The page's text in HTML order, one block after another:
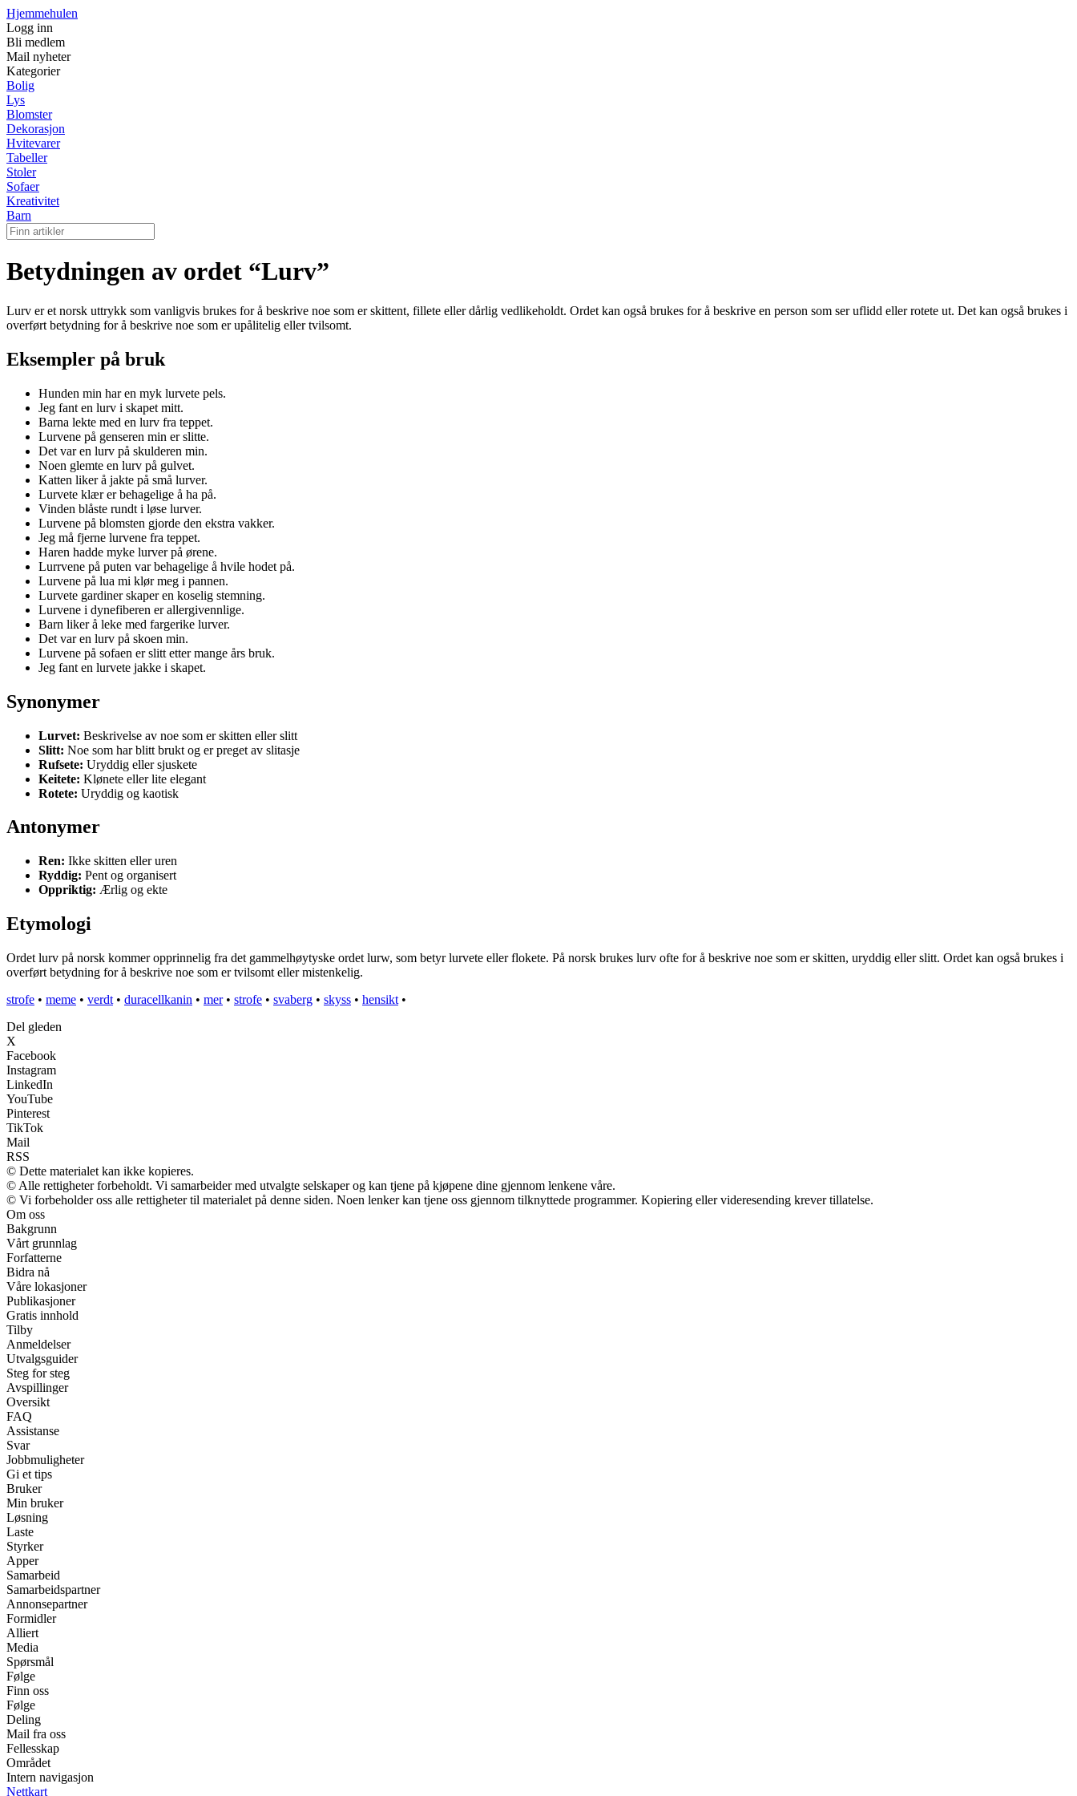
Hjemmehulen
Logg inn
Bli medlem
Mail nyheter
Kategorier
Bolig
Lys
Blomster
Dekorasjon
Hvitevarer
Tabeller
Stoler
Sofaer
Kreativitet
Barn
Betydningen av ordet “Lurv”
Lurv er et norsk uttrykk som vanligvis brukes for å beskrive noe som er skittent, fillete eller dårlig vedlikeholdt. Ordet kan også brukes for å beskrive en person som ser uflidd eller rotete ut. Det kan også brukes i
overført betydning for å beskrive noe som er upålitelig eller tvilsomt.
Eksempler på bruk
Hunden min har en myk lurvete pels.
Jeg fant en lurv i skapet mitt.
Barna lekte med en lurv fra teppet.
Lurvene på genseren min er slitte.
Det var en lurv på skulderen min.
Noen glemte en lurv på gulvet.
Katten liker å jakte på små lurver.
Lurvete klær er behagelige å ha på.
Vinden blåste rundt i løse lurver.
Lurvene på blomsten gjorde den ekstra vakker.
Jeg må fjerne lurvene fra teppet.
Haren hadde myke lurver på ørene.
Lurrvene på puten var behagelige å hvile hodet på.
Lurvene på lua mi klør meg i pannen.
Lurvete gardiner skaper en koselig stemning.
Lurvene i dynefiberen er allergivennlige.
Barn liker å leke med fargerike lurver.
Det var en lurv på skoen min.
Lurvene på sofaen er slitt etter mange års bruk.
Jeg fant en lurvete jakke i skapet.
Synonymer
Lurvet: Beskrivelse av noe som er skitten eller slitt
Slitt: Noe som har blitt brukt og er preget av slitasje
Rufsete: Uryddig eller sjuskete
Keitete: Klønete eller lite elegant
Rotete: Uryddig og kaotisk
Antonymer
Ren: Ikke skitten eller uren
Ryddig: Pent og organisert
Oppriktig: Ærlig og ekte
Etymologi
Ordet lurv på norsk kommer opprinnelig fra det gammelhøytyske ordet lurw, som betyr lurvete eller flokete. På norsk brukes lurv ofte for å beskrive noe som er skitten, uryddig eller slitt. Ordet kan også brukes i
overført betydning for å beskrive noe som er tvilsomt eller mistenkelig.
strofe • meme • verdt • duracellkanin • mer• strofe • svaberg • skyss • hensikt •
Del gleden
X
Facebook
Instagram
LinkedIn
YouTube
Pinterest
TikTok
Mail
RSS
© Dette materialet kan ikke kopieres.
© Alle rettigheter forbeholdt. Vi samarbeider med utvalgte selskaper og kan tjene på kjøpene dine gjennom lenkene våre.
© Vi forbeholder oss alle rettigheter til materialet på denne siden. Noen lenker kan tjene oss gjennom tilknyttede programmer. Kopiering eller videresending krever tillatelse.
Om oss
Bakgrunn
Vårt grunnlag
Forfatterne
Bidra nå
Våre lokasjoner
Publikasjoner
Gratis innhold
Tilby
Anmeldelser
Utvalgsguider
Steg for steg
Avspillinger
Oversikt
FAQ
Assistanse
Svar
Jobbmuligheter
Gi et tips
Bruker
Min bruker
Løsning
Laste
Styrker
Apper
Samarbeid
Samarbeidspartner
Annonsepartner
Formidler
Alliert
Media
Spørsmål
Følge
Finn oss
Følge
Deling
Mail fra oss
Fellesskap
Området
Intern navigasjon
Nettkart